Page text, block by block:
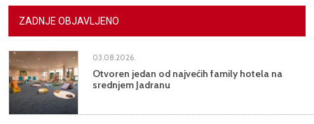
ZADNJE OBJAVLJENO
03.08.2026.
Otvoren jedan od najvećih family hotela na
srednjem Jadranu